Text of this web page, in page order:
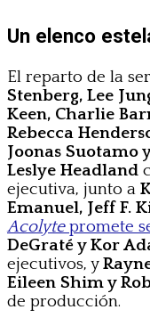
Un elenco
El reparto de la
Stenberg, Lee
Keen, Charlie
Rebecca
Joonas Suotamo
Leslye Headland
ejecutiva, junto a
Emanuel, Jeff F.
Acolytepromete
DeGraté y Kor
ejecutivos, y
Eileen Shim y
de producción.